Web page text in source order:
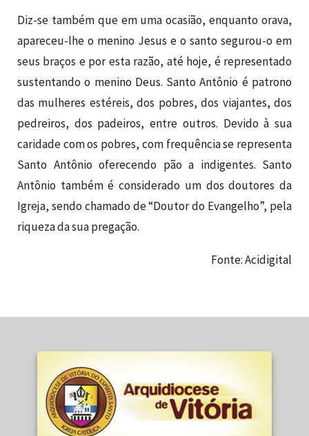
Diz-se também que em uma ocasião, enquanto orava,
apareceu-lhe o menino Jesus e o santo segurou-o em
seus braços e por esta razão, até hoje, é representado
sustentando o menino Deus. Santo Antônio é patrono
das mulheres estéreis, dos pobres, dos viajantes, dos
pedreiros, dos padeiros, entre outros. Devido à sua
caridade com os pobres, com frequência se representa
Santo Antônio oferecendo pão a indigentes. Santo
Antônio também é considerado um dos doutores da
Igreja, sendo chamado de “Doutor do Evangelho”, pela
riqueza da sua pregação.
Fonte: Acidigital